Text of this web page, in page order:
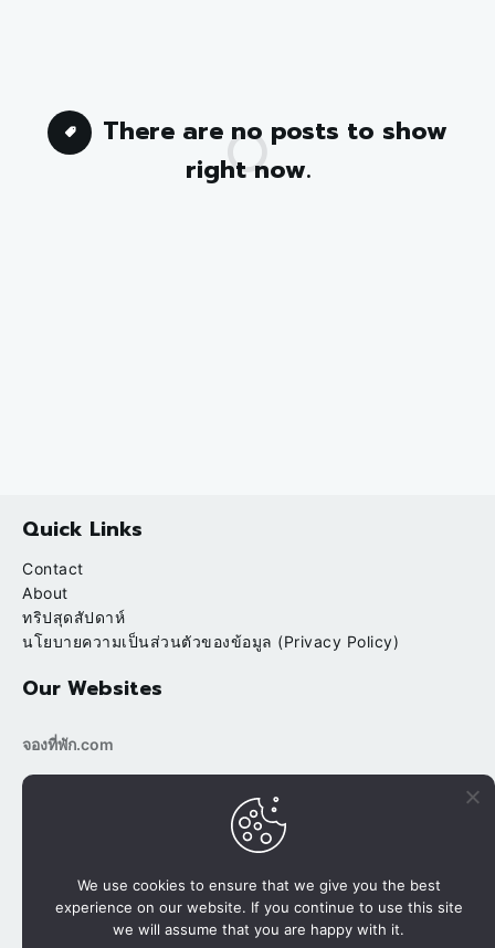
There are no posts to show
right now.
Quick Links
Contact
About
ทริปสุดสัปดาห์
นโยบายความเป็นส่วนตัวของข้อมูล (Privacy Policy)
Our Websites
จองที่พัก.com
bookingtripp.com
นาขั้นบันได ปางมะโอ นาเลยคี เชียงใหม่
We use cookies to ensure that we give you the best
experience on our website. If you continue to use this site
we will assume that you are happy with it.